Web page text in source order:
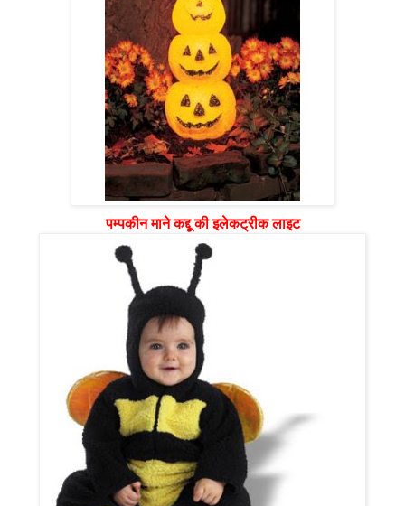
पम्पकीन माने कद्दू की इलेकट्रीक लाइट